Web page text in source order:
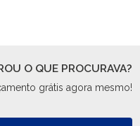
O QUE PROCURAVA?
grátis agora mesmo!